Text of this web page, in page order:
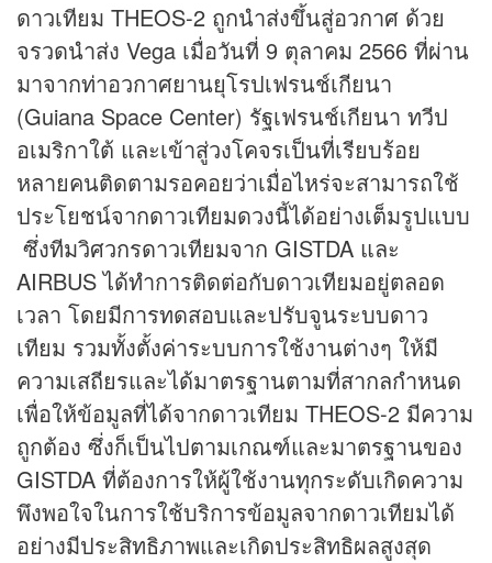
ดาวเทียม THEOS-2 ถูกนำส่งขึ้นสู่อวกาศ ด้วย
จรวดนำส่ง Vega เมื่อวันที่ 9 ตุลาคม 2566 ที่ผ่าน
มาจากท่าอวกาศยานยุโรปเฟรนช์เกียนา
(Guiana Space Center) รัฐเฟรนช์เกียนา ทวีป
อเมริกาใต้ และเข้าสู่วงโคจรเป็นที่เรียบร้อย
หลายคนติดตามรอคอยว่าเมื่อไหร่จะสามารถใช้
ประโยชน์จากดาวเทียมดวงนี้ได้อย่างเต็มรูปแบบ
ซึ่งทีมวิศวกรดาวเทียมจาก GISTDA และ
AIRBUS ได้ทำการติดต่อกับดาวเทียมอยู่ตลอด
เวลา โดยมีการทดสอบและปรับจูนระบบดาว
เทียม รวมทั้งตั้งค่าระบบการใช้งานต่างๆ ให้มี
ความเสถียรและได้มาตรฐานตามที่สากลกำหนด
เพื่อให้ข้อมูลที่ได้จากดาวเทียม THEOS-2 มีความ
ถูกต้อง ซึ่งก็เป็นไปตามเกณฑ์และมาตรฐานของ
GISTDA ที่ต้องการให้ผู้ใช้งานทุกระดับเกิดความ
พึงพอใจในการใช้บริการข้อมูลจากดาวเทียมได้
อย่างมีประสิทธิภาพและเกิดประสิทธิผลสูงสุด